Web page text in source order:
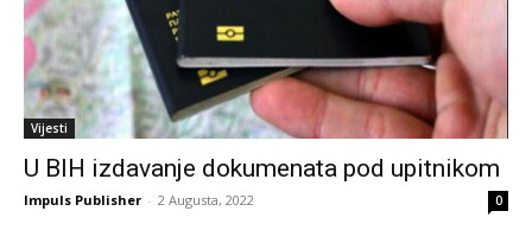
Vijesti
U BIH izdavanje dokumenata pod upitnikom
Impuls Publisher - 2 Augusta, 2022 0